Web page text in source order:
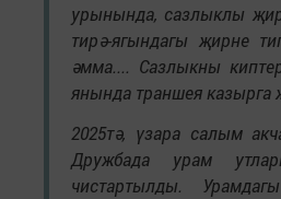
урынында, сазлыклы
тирә-ягындагы җирне
әмма.... Сазлыкны
янында траншея казырга
2025тә, үзара салым
Дружбада урам
чистартылды.